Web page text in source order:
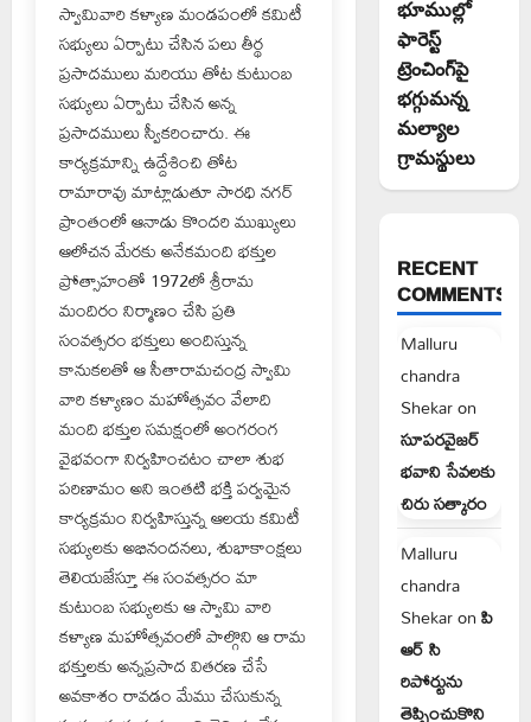
స్వామివారి కళ్యాణ మండపంలో కమిటీ
సభ్యులు ఏర్పాటు చేసిన పలు తీర్థ
ప్రసాదములు మరియు తోట కుటుంబ
సభ్యులు ఏర్పాటు చేసిన అన్న
ప్రసాదములు స్వీకరించారు. ఈ
కార్యక్రమాన్ని ఉద్దేశించి తోట
రామారావు మాట్లాడుతూ సారధి నగర్
ప్రాంతంలో ఆనాడు కొందరి ముఖ్యులు
ఆలోచన మేరకు అనేకమంది భక్తుల
ప్రోత్సాహంతో 1972లో శ్రీరామ
మందిరం నిర్మాణం చేసి ప్రతి
సంవత్సరం భక్తులు అందిస్తున్న
కానుకలతో ఆ సీతారామచంద్ర స్వామి
వారి కళ్యాణం మహోత్సవం వేలాది
మంది భక్తుల సమక్షంలో అంగరంగ
వైభవంగా నిర్వహించటం చాలా శుభ
పరిణామం అని ఇంతటి భక్తి పర్వమైన
కార్యక్రమం నిర్వహిస్తున్న ఆలయ కమిటీ
సభ్యులకు అభినందనలు, శుభాకాంక్షలు
తెలియజేస్తూ ఈ సంవత్సరం మా
కుటుంబ సభ్యులకు ఆ స్వామి వారి
కళ్యాణ మహోత్సవంలో పాల్గొని ఆ రామ
భక్తులకు అన్నప్రసాద వితరణ చేసే
అవకాశం రావడం మేము చేసుకున్న
భూముల్లో
ఫారెస్ట్
ట్రెంచింగ్‌పై
భగ్గుమన్న
మల్యాల
గ్రామస్థులు
RECENT
COMMENTS
Malluru
chandra
Shekaron
సూపరవైజర్
భవాని సేవలకు
చిరు సత్కారం
Malluru
chandra
Shekaronపి
ఆర్ సి
రిపోర్టును
తెప్పించుకొని